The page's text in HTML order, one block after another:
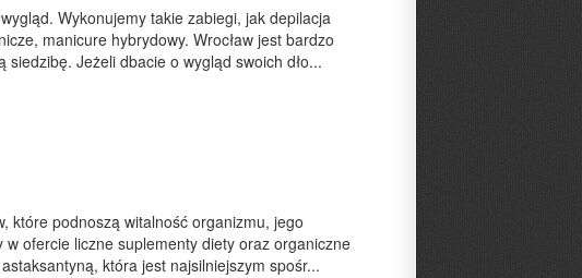
Wykonujemy takie zabiegi, jak depilacja
manicure hybrydowy. Wrocław jest bardzo
Jeżeli dbacie o wygląd swoich dło...
które podnoszą witalność organizmu, jego
ofercie liczne suplementy diety oraz organiczne
która jest najsilniejszym spośr...